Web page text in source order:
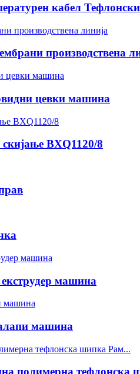
кабел
производствена
цевки машина
BXQ1120/8
машина
машина